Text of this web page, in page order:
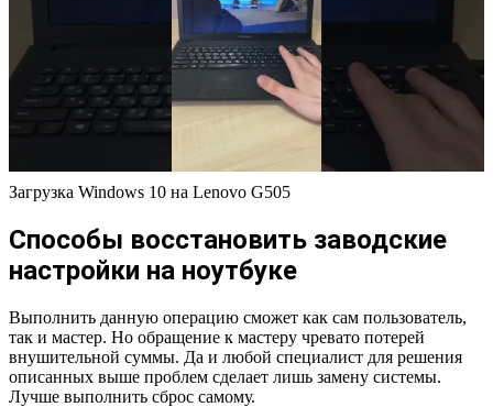
Загрузка Windows 10 на Lenovo G505
Способы восстановить заводские
настройки на ноутбуке
Выполнить данную операцию сможет как сам пользователь,
так и мастер. Но обращение к мастеру чревато потерей
внушительной суммы. Да и любой специалист для решения
описанных выше проблем сделает лишь замену системы.
Лучше выполнить сброс самому.